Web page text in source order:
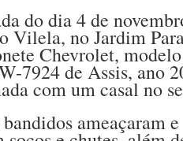
do dia 4 de
Vilela, no Jardim
Chevrolet,
7924 de Assis, ano
com um casal no
ameaçaram e